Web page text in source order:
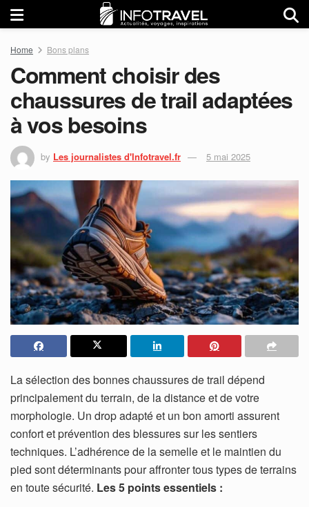
Home Bons plans
Comment choisir des
chaussures de trail adaptées
à vos besoins
by Les journalistes d'Infotravel.fr 5 mai 2025
La sélection des bonnes chaussures de trail dépend
principalement du terrain, de la distance et de votre
morphologie. Un drop adapté et un bon amorti assurent
confort et prévention des blessures sur les sentiers
techniques. L’adhérence de la semelle et le maintien du
pied sont déterminants pour affronter tous types de terrains
en toute sécurité. Les 5 points essentiels :